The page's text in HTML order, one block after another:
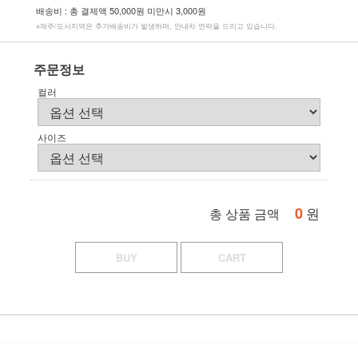
배송비 : 총 결제액 50,000원 미만시 3,000원
※제주/도서지역은 추가배송비가 발생하며, 안내차 연락을 드리고 있습니다.
주문정보
컬러
사이즈
총 상품 금액 0 원
BUY CART